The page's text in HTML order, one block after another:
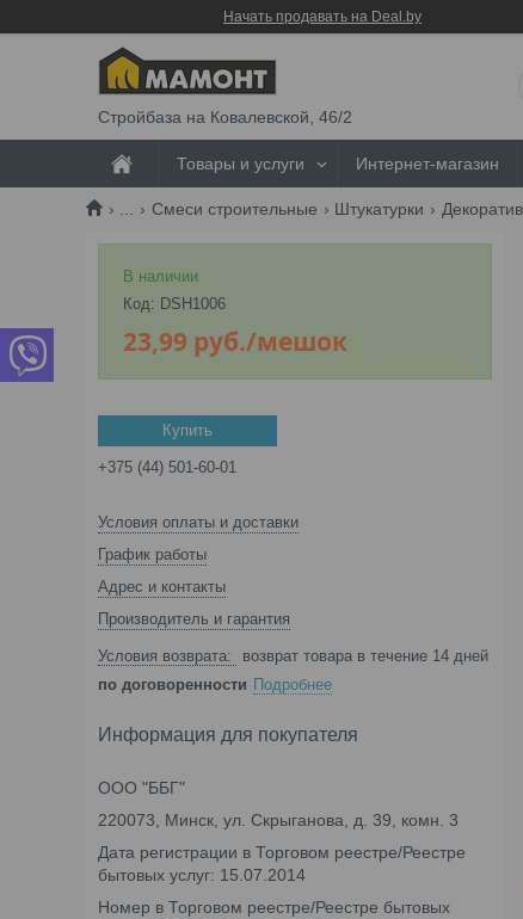
Начать продавать на Deal.by
Стройбаза на Ковалевской, 46/2
Товары и услуги Интернет-магазин
Смеси строительные Штукатурки
В наличии
Код: DSH1006
23,99 руб./мешок
Купить
+375 (44) 501-60-01
Условия оплаты и доставки
График работы
Адрес и контакты
Производитель и гарантия
возврат товара в течение 14 дней
по договоренности Подробнее
Информация для покупателя
ООО "ББГ"
220073, Минск, ул. Скрыганова, д. 39, комн. 3
Дата регистрации в Торговом реестре/Реестре
бытовых услуг: 15.07.2014
Номер в Торговом реестре/Реестре бытовых